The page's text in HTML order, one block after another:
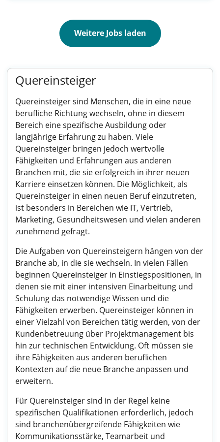
Weitere Jobs laden
Quereinsteiger
Quereinsteiger sind Menschen, die in eine neue
berufliche Richtung wechseln, ohne in diesem
Bereich eine spezifische Ausbildung oder
langjährige Erfahrung zu haben. Viele
Quereinsteiger bringen jedoch wertvolle
Fähigkeiten und Erfahrungen aus anderen
Branchen mit, die sie erfolgreich in ihrer neuen
Karriere einsetzen können. Die Möglichkeit, als
Quereinsteiger in einen neuen Beruf einzutreten,
ist besonders in Bereichen wie IT, Vertrieb,
Marketing, Gesundheitswesen und vielen anderen
zunehmend gefragt.
Die Aufgaben von Quereinsteigern hängen von der
Branche ab, in die sie wechseln. In vielen Fällen
beginnen Quereinsteiger in Einstiegspositionen, in
denen sie mit einer intensiven Einarbeitung und
Schulung das notwendige Wissen und die
Fähigkeiten erwerben. Quereinsteiger können in
einer Vielzahl von Bereichen tätig werden, von der
Kundenbetreuung über Projektmanagement bis
hin zur technischen Entwicklung. Oft müssen sie
ihre Fähigkeiten aus anderen beruflichen
Kontexten auf die neue Branche anpassen und
erweitern.
Für Quereinsteiger sind in der Regel keine
spezifischen Qualifikationen erforderlich, jedoch
sind branchenübergreifende Fähigkeiten wie
Kommunikationsstärke, Teamarbeit und